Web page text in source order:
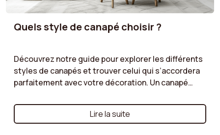
Quels style de canapé choisir ?
Découvrez notre guide pour explorer les différents
styles de canapés et trouver celui qui s’accordera
parfaitement avec votre décoration. Un canapé
pour un look sophistiqué, un style industriel pour
une ambiance urbaine, ou encore un canapé cottage
Lire la suite